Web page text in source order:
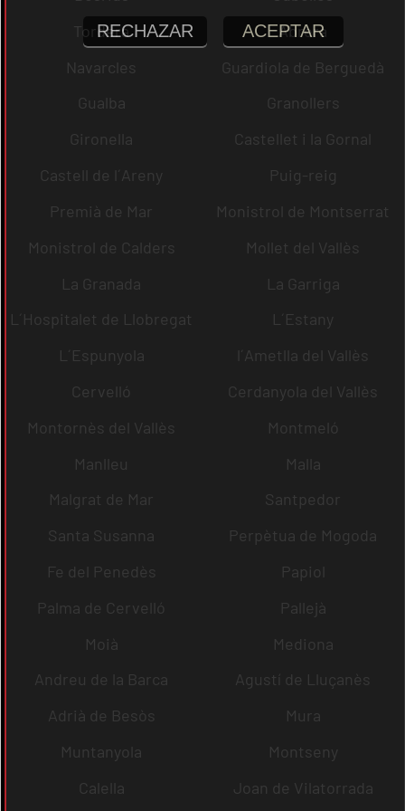
Tordera
Abrera
Navarcles
Guardiola de Berguedà
Gualba
Granollers
Gironella
Castellet i la Gornal
Castell de l´Areny
Puig-reig
Premià de Mar
Monistrol de Montserrat
Monistrol de Calders
Mollet del Vallès
La Granada
La Garriga
L´Hospitalet de Llobregat
L´Estany
L´Espunyola
l´Ametlla del Vallès
Cervelló
Cerdanyola del Vallès
Montornès del Vallès
Montmeló
Manlleu
Malla
Malgrat de Mar
Santpedor
Santa Susanna
Perpètua de Mogoda
Fe del Penedès
Papiol
Palma de Cervelló
Pallejà
Moià
Mediona
Andreu de la Barca
Agustí de Lluçanès
Adrià de Besòs
Mura
Muntanyola
Montseny
Calella
Joan de Vilatorrada
RECHAZAR ACEPTAR